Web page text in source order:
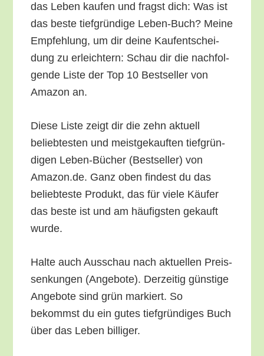
das Leben kau­fen und fragst dich: Was ist
das bes­te tief­grün­di­ge Leben-Buch? Mei­ne
Emp­feh­lung, um dir dei­ne Kauf­ent­schei­
dung zu erleich­tern: Schau dir die nach­fol­
gen­de Lis­te der Top 10 Best­sel­ler von
Ama­zon an.
Die­se Lis­te zeigt dir die zehn aktu­ell
belieb­tes­ten und meist­ge­kauf­ten tief­grün­
di­gen Leben-Bücher (Best­sel­ler) von
Amazon.de. Ganz oben fin­dest du das
belieb­tes­te Pro­dukt, das für vie­le Käu­fer
das bes­te ist und am häu­figs­ten gekauft
wurde.
Hal­te auch Aus­schau nach aktu­el­len Preis­
sen­kun­gen (Ange­bo­te). Der­zei­tig güns­ti­ge
Ange­bo­te sind grün mar­kiert. So
bekommst du ein gutes tief­grün­di­ges Buch
über das Leben billiger.